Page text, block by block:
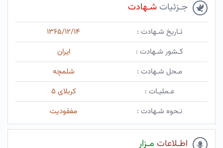
جـزئیات شـهادت
تـاریخ شـهادت :
۱۳۶۵/۱۲/۱۴
کـشور شـهادت :
ایران
مـحل شـهادت :
شلمچه
عـملیـات :
کربلای ۵
نـحوه شـهادت :
مفقودیت
اطـلاعات مـزار